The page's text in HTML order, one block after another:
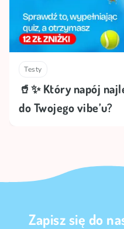
Testy
🥤✨ Który napój
do Twojego vibe’u?
Zapisz się do